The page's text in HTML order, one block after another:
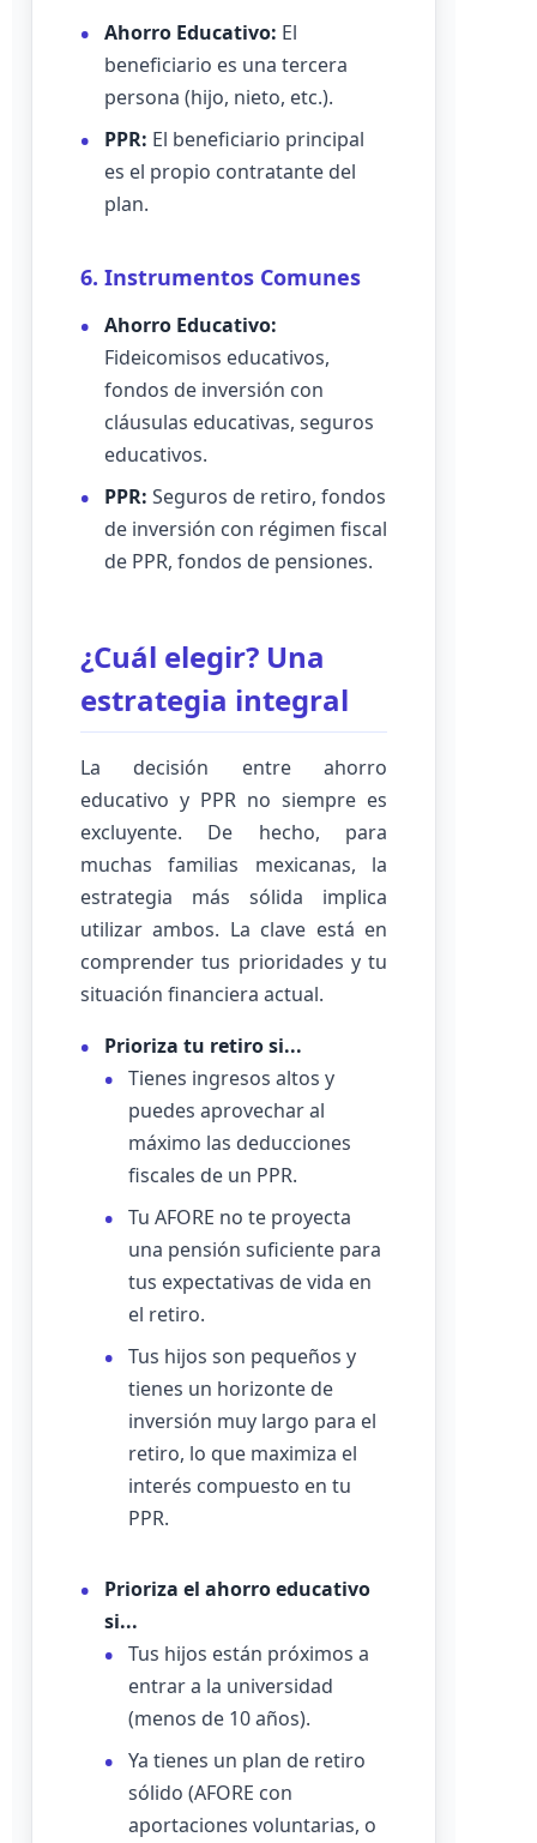
Ahorro Educativo: El
beneficiario es una tercera
persona (hijo, nieto, etc.).
PPR: El beneficiario principal
es el propio contratante del
plan.
6. Instrumentos Comunes
Ahorro Educativo:
Fideicomisos educativos,
fondos de inversión con
cláusulas educativas, seguros
educativos.
PPR: Seguros de retiro, fondos
de inversión con régimen fiscal
de PPR, fondos de pensiones.
¿Cuál elegir? Una
estrategia integral
La decisión entre ahorro
educativo y PPR no siempre es
excluyente. De hecho, para
muchas familias mexicanas, la
estrategia más sólida implica
utilizar ambos. La clave está en
comprender tus prioridades y tu
situación financiera actual.
Prioriza tu retiro si...
Tienes ingresos altos y
puedes aprovechar al
máximo las deducciones
fiscales de un PPR.
Tu AFORE no te proyecta
una pensión suficiente para
tus expectativas de vida en
el retiro.
Tus hijos son pequeños y
tienes un horizonte de
inversión muy largo para el
retiro, lo que maximiza el
interés compuesto en tu
PPR.
Prioriza el ahorro educativo
si...
Tus hijos están próximos a
entrar a la universidad
(menos de 10 años).
Ya tienes un plan de retiro
sólido (AFORE con
aportaciones voluntarias, o